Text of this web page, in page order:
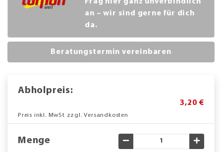
an – wir sind gerne für dich
da.
Beratungstermin vereinbaren
Abholpreis:
3,20 €
Preis inkl. MwSt zzgl. Versandkosten
Menge Gewünschte Menge